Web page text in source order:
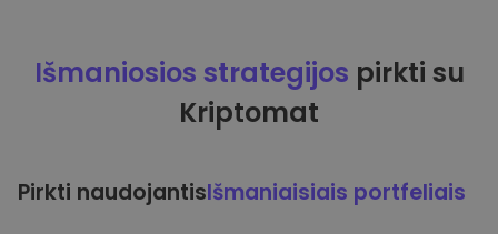
Išmaniosios strategijos pirkti su
Kriptomat
Pirkti naudojantisIšmaniaisiais portfeliais